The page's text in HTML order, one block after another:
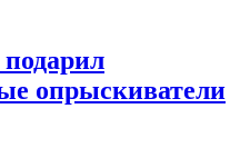
опрыскиватели